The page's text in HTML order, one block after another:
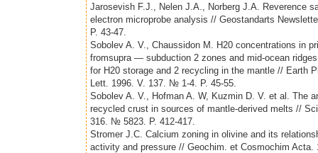
Jarosevish F.J., Nelen J.A., Norberg J.A. Reverence
electron microprobe analysis // Geostandarts
P. 43-47.
Sobolev A. V., Chaussidon M. H20 concentrations in
fromsupra — subduction 2 zones and mid-ocean
for H20 storage and 2 recycling in the mantle // Earth
Lett. 1996. V. 137. № 1-4. P. 45-55.
Sobolev A. V., Hofman A. W, Kuzmin D. V. et al. The
recycled crust in sources of mantle-derived melts //
316. № 5823. P. 412-417.
Stromer J.C. Calcium zoning in olivine and its
activity and pressure // Geochim. et Cosmochim Acta.